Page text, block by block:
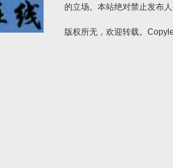
的立场。本站绝对禁止发布
版权所无，欢迎转载。